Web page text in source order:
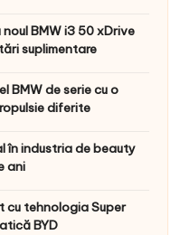
BMW i3 50 xDrive
suplimentare
BMW de serie cu o
diferite
în industria de beauty
ani
cu tehnologia Super
BYD